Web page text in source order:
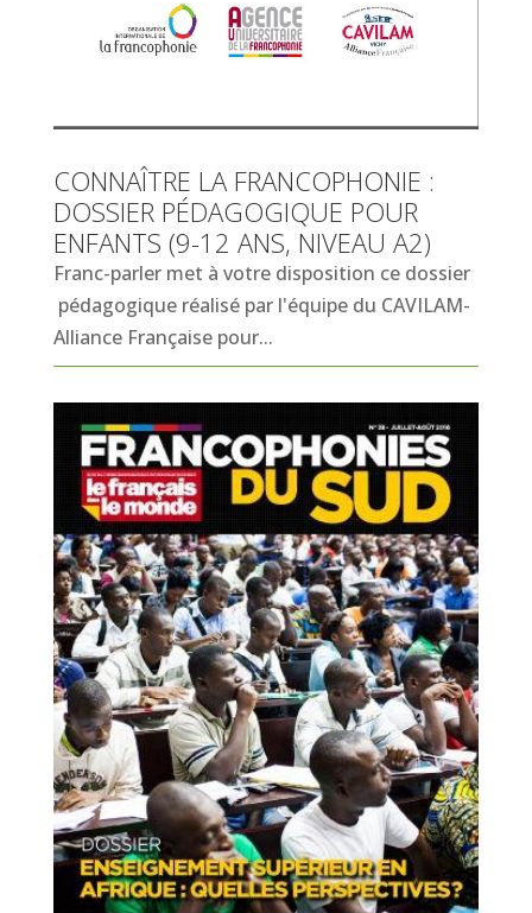
CONNAÎTRE LA FRANCOPHONIE :
DOSSIER PÉDAGOGIQUE POUR
ENFANTS (9-12 ANS, NIVEAU A2)
Franc-parler met à votre disposition ce dossier
pédagogique réalisé par l'équipe du CAVILAM-
Alliance Française pour...